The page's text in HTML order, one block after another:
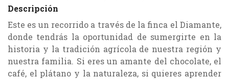
Descripción
Este es un recorrido a través de la finca el Diamante,
donde tendrás la oportunidad de sumergirte en la
historia y la tradición agrícola de nuestra región y
nuestra familia. Si eres un amante del chocolate, el
café, el plátano y la naturaleza, si quieres aprender